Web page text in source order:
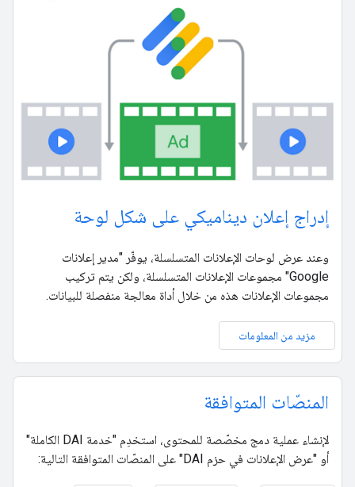
إدراج إعلان ديناميكي على شكل لوحة
وعند عرض لوحات الإعلانات المتسلسلة، يوفّر "مدير إعلانات
Google" مجموعات الإعلانات المتسلسلة، ولكن يتم تركيب
مجموعات الإعلانات هذه من خلال أداة معالجة منفصلة للبيانات.
مزيد من المعلومات
المنصّات المتوافقة
لإنشاء عملية دمج مخصّصة للمحتوى، استخدِم "خدمة DAI الكاملة"
أو "عرض الإعلانات في حزم DAI" على المنصّات المتوافقة التالية: